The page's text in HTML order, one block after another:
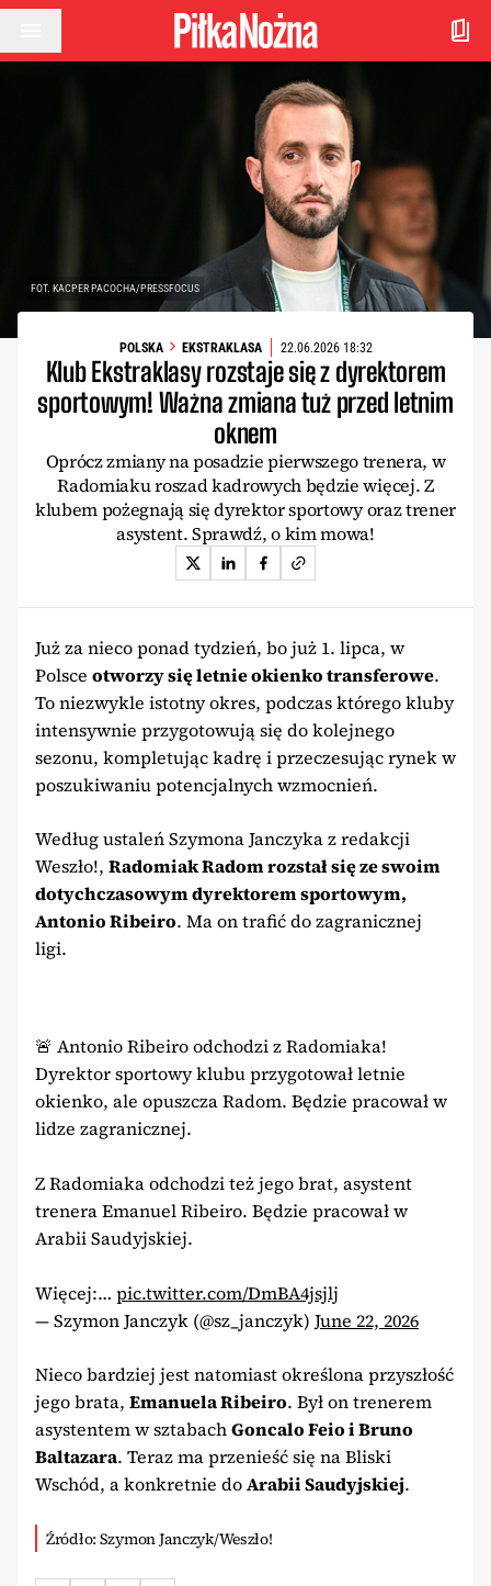
Przejdź do treści
FOT. KACPER PACOCHA/PRESSFOCUS
POLSKA EKSTRAKLASA 22.06.2026 18:32
Klub Ekstraklasy rozstaje się z dyrektorem
sportowym! Ważna zmiana tuż przed letnim
oknem
Oprócz zmiany na posadzie pierwszego trenera, w
Radomiaku roszad kadrowych będzie więcej. Z
klubem pożegnają się dyrektor sportowy oraz trener
asystent. Sprawdź, o kim mowa!
Już za nieco ponad tydzień, bo już 1. lipca, w
Polsce otworzy się letnie okienko transferowe.
To niezwykle istotny okres, podczas którego kluby
intensywnie przygotowują się do kolejnego
sezonu, kompletując kadrę i przeczesując rynek w
poszukiwaniu potencjalnych wzmocnień.
Według ustaleń Szymona Janczyka z redakcji
Weszło!, Radomiak Radom rozstał się ze swoim
dotychczasowym dyrektorem sportowym,
Antonio Ribeiro. Ma on trafić do zagranicznej
ligi.
🚨 Antonio Ribeiro odchodzi z Radomiaka!
Dyrektor sportowy klubu przygotował letnie
okienko, ale opuszcza Radom. Będzie pracował w
lidze zagranicznej.
Z Radomiaka odchodzi też jego brat, asystent
trenera Emanuel Ribeiro. Będzie pracował w
Arabii Saudyjskiej.
Więcej:… pic.twitter.com/DmBA4jsjlj
— Szymon Janczyk (@sz_janczyk) June 22, 2026
Nieco bardziej jest natomiast określona przyszłość
jego brata, Emanuela Ribeiro. Był on trenerem
asystentem w sztabachGoncalo Feio i Bruno
Baltazara. Teraz ma przenieść się na Bliski
Wschód, a konkretnie doArabii Saudyjskiej.
Źródło: Szymon Janczyk/Weszło!